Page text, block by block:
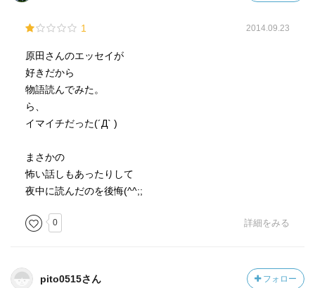
1 2014.09.23
原田さんのエッセイが
好きだから
物語読んでみた。
ら、
イマイチだった(´Д` )
まさかの
怖い話しもあったりして
夜中に読んだのを後悔(^^;;
0 詳細をみる
pito0515さん フォロー